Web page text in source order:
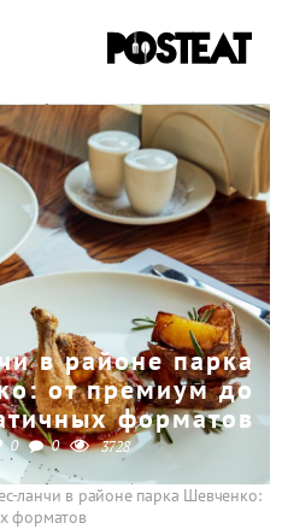
в районе парка
от премиум до
форматов
0 0 3728
ланчи в районе парка Шевченко:
форматов